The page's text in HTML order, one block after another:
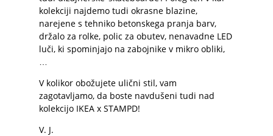
kolekciji najdemo tudi okrasne blazine,
narejene s tehniko betonskega pranja barv,
držalo za rolke, polic za obutev, nenavadne LED
luči, ki spominjajo na zabojnike v mikro obliki,
…
V kolikor obožujete ulični stil, vam
zagotavljamo, da boste navdušeni tudi nad
kolekcijo IKEA x STAMPD!
V. J.